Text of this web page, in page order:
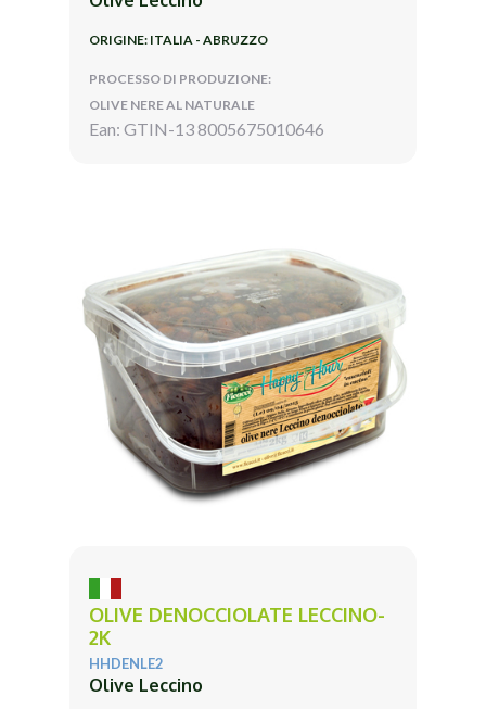
ORIGINE: ITALIA - ABRUZZO
PROCESSO DI PRODUZIONE:
OLIVE NERE AL NATURALE
Ean: GTIN-13 8005675010646
OLIVE DENOCCIOLATE LECCINO-
2K
HHDENLE2
Olive Leccino